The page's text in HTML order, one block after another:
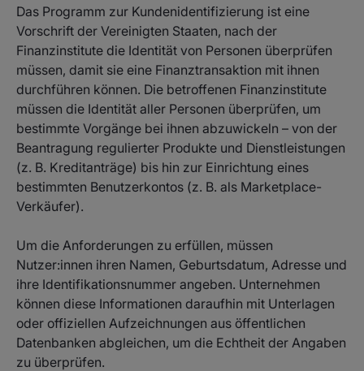
Das Programm zur Kundenidentifizierung ist eine
Vorschrift der Vereinigten Staaten, nach der
Finanzinstitute die Identität von Personen überprüfen
müssen, damit sie eine Finanztransaktion mit ihnen
durchführen können. Die betroffenen Finanzinstitute
müssen die Identität aller Personen überprüfen, um
bestimmte Vorgänge bei ihnen abzuwickeln – von der
Beantragung regulierter Produkte und Dienstleistungen
(z. B. Kreditanträge) bis hin zur Einrichtung eines
bestimmten Benutzerkontos (z. B. als Marketplace-
Verkäufer).
Um die Anforderungen zu erfüllen, müssen
Nutzer:innen ihren Namen, Geburtsdatum, Adresse und
ihre Identifikationsnummer angeben. Unternehmen
können diese Informationen daraufhin mit Unterlagen
oder offiziellen Aufzeichnungen aus öffentlichen
Datenbanken abgleichen, um die Echtheit der Angaben
zu überprüfen.